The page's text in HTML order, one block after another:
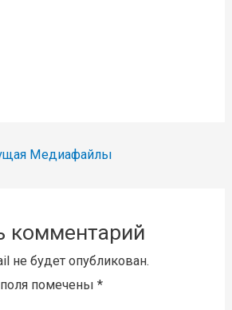
Медиафайлы
комментарий
не будет опубликован.
помечены *